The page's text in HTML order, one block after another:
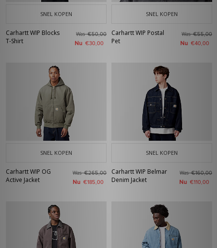
SNEL KOPEN
Carhartt WIP Blocks
T-Shirt
Was€50,00
Nu €30,00
SNEL KOPEN
Carhartt WIP Postal
Pet
Was€55,00
Nu €40,00
SNEL KOPEN
Carhartt WIP OG
Active Jacket
Was€265,00
Nu €185,00
SNEL KOPEN
Carhartt WIP Belmar
Denim Jacket
Was€160,00
Nu €110,00